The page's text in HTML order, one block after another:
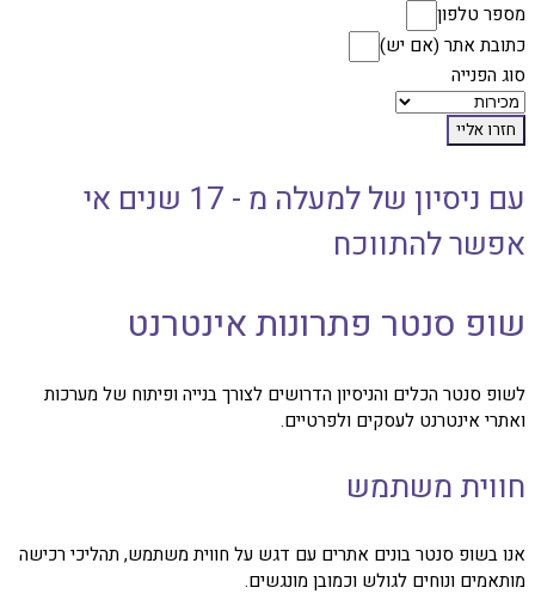
מספר טלפון
כתובת אתר (אם יש)
סוג הפנייה
חזרו אליי
עם ניסיון של למעלה מ - 17 שנים אי
אפשר להתווכח
שופ סנטר פתרונות אינטרנט
לשופ סנטר הכלים והניסיון הדרושים לצורך בנייה ופיתוח של מערכות
ואתרי אינטרנט לעסקים ולפרטיים.
חווית משתמש
אנו בשופ סנטר בונים אתרים עם דגש על חווית משתמש, תהליכי רכישה
מותאמים ונוחים לגולש וכמובן מונגשים.